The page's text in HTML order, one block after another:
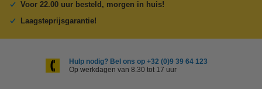
Voor 22.00 uur besteld, morgen in huis!
Laagsteprijsgarantie!
Hulp nodig? Bel ons op +32 (0)9 39 64 123
Op werkdagen van 8.30 tot 17 uur